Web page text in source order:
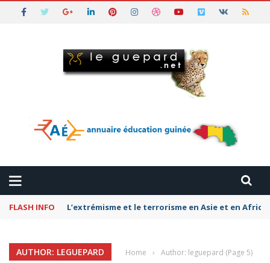
FLASH INFO L’extrémisme et le terrorisme en Asie et en
AUTHOR: LEGUEPARD Home › Author: leguepard (Page 5)